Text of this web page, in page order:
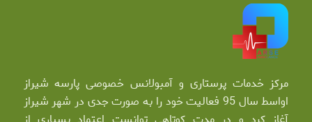
مرکز خدمات پرستاری و آمبولانس خصوصی پارسه شیراز
اواسط سال 95 فعالیت خود را به صورت جدی در شهر شیراز